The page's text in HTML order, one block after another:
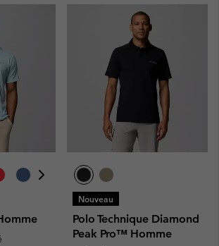
Nouveau
Polo Technique Diamond
Peak Pro™ Homme